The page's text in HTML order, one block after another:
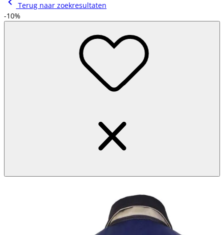
Terug naar zoekresultaten
-10%